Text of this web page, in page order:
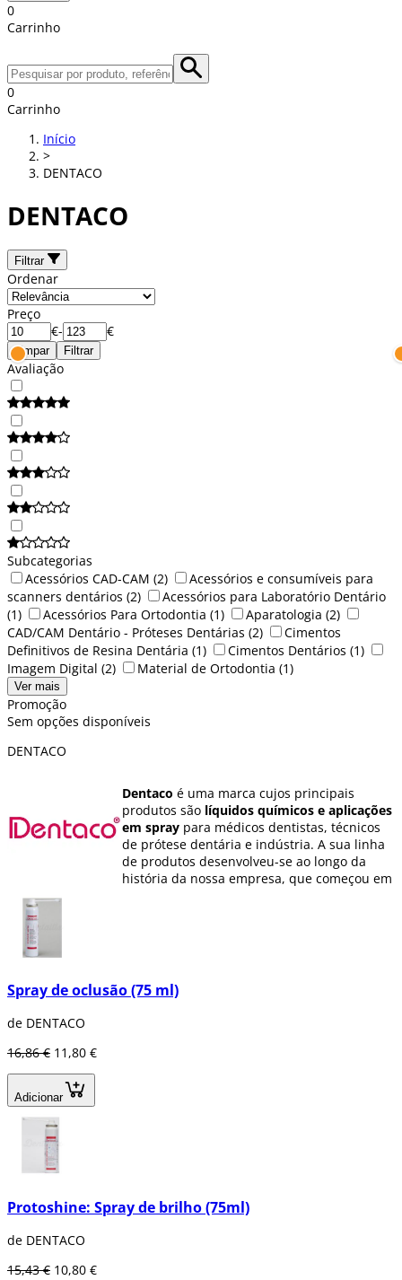
0
Carrinho
0
Carrinho
Início
>
DENTACO
DENTACO
Filtrar
Ordenar
Preço
€- €
Limpar Filtrar
Avaliação
Subcategorias
Acessórios CAD-CAM (2)
Acessórios e consumíveis para
scanners dentários (2)
Acessórios para Laboratório Dentário
(1)
Acessórios Para Ortodontia (1) Aparatologia (2)
CAD/CAM Dentário - Próteses Dentárias (2)
Cimentos
Definitivos de Resina Dentária (1) Cimentos Dentários (1)
Imagem Digital (2) Material de Ortodontia (1)
Ver mais
Promoção
Sem opções disponíveis
DENTACO
Dentaco é uma marca cujos principais
produtos são líquidos químicos e aplicações
em spray para médicos dentistas, técnicos
de prótese dentária e indústria. A sua linha
de produtos desenvolveu-se ao longo da
história da nossa empresa, que começou em
Spray de oclusão (75 ml)
de DENTACO
16,86 € 11,80 €
Adicionar
Protoshine: Spray de brilho (75ml)
de DENTACO
15,43 € 10,80 €